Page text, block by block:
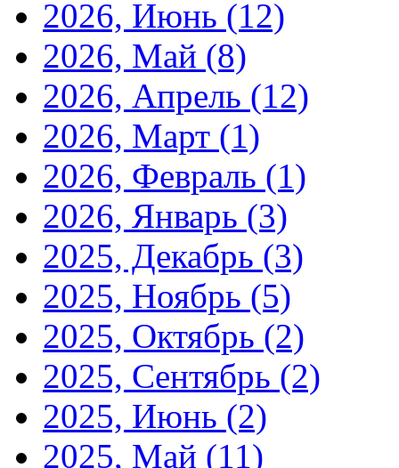
2026, Июнь (12)
2026, Май (8)
2026, Апрель (12)
2026, Март (1)
2026, Февраль (1)
2026, Январь (3)
2025, Декабрь (3)
2025, Ноябрь (5)
2025, Октябрь (2)
2025, Сентябрь (2)
2025, Июнь (2)
2025, Май (11)